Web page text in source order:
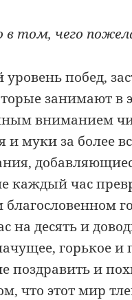
в том, чего
побед,
занимают в
вниманием
и муки за более
каждый час
благословенном
десять и
горькое и
поздравить и
что этот мир